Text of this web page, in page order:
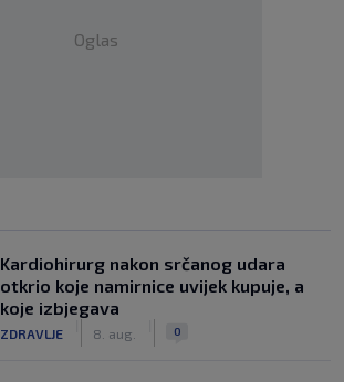
Oglas
Kardiohirurg nakon srčanog udara
otkrio koje namirnice uvijek kupuje, a
koje izbjegava
ZDRAVLJE 8. aug. 0